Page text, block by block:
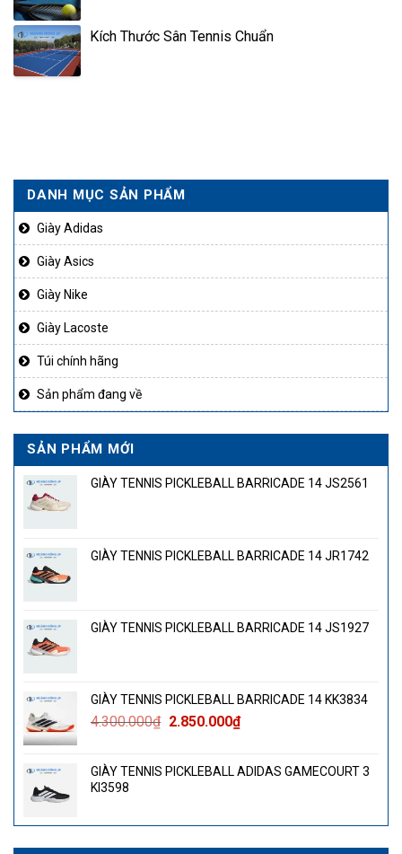
Kích Thước Sân Tennis Chuẩn
DANH MỤC SẢN PHẨM
Giày Adidas
Giày Asics
Giày Nike
Giày Lacoste
Túi chính hãng
Sản phẩm đang về
SẢN PHẨM MỚI
GIÀY TENNIS PICKLEBALL BARRICADE 14 JS2561
GIÀY TENNIS PICKLEBALL BARRICADE 14 JR1742
GIÀY TENNIS PICKLEBALL BARRICADE 14 JS1927
GIÀY TENNIS PICKLEBALL BARRICADE 14 KK3834
4.300.000₫ Giá
4.300.000₫.
2.850.000₫Giá
là:
GIÀY TENNIS PICKLEBALL ADIDAS GAMECOURT 3
KI3598